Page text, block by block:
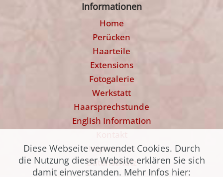
Informationen
Home
Perücken
Haarteile
Extensions
Fotogalerie
Werkstatt
Haarsprechstunde
English Information
Impressum
Datenschutz
Diese Webseite verwendet Cookies. Durch
die Nutzung dieser Website erklären Sie sich
damit einverstanden. Mehr Infos hier: